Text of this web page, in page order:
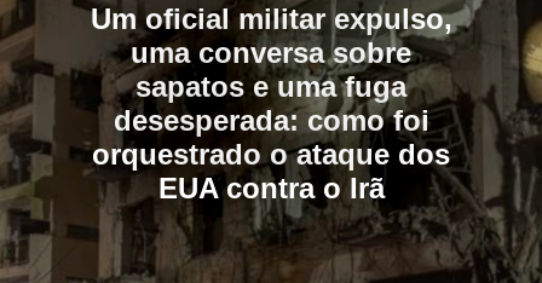
Um oficial militar expulso,
uma conversa sobre
sapatos e uma fuga
desesperada: como foi
orquestrado o ataque dos
EUA contra o Irã